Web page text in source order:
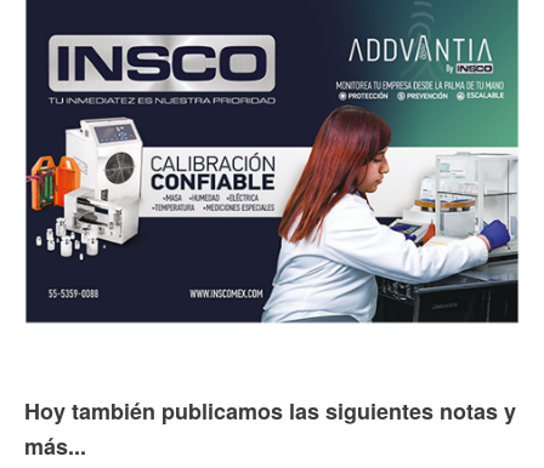
Hoy también publicamos las siguientes notas y
más...